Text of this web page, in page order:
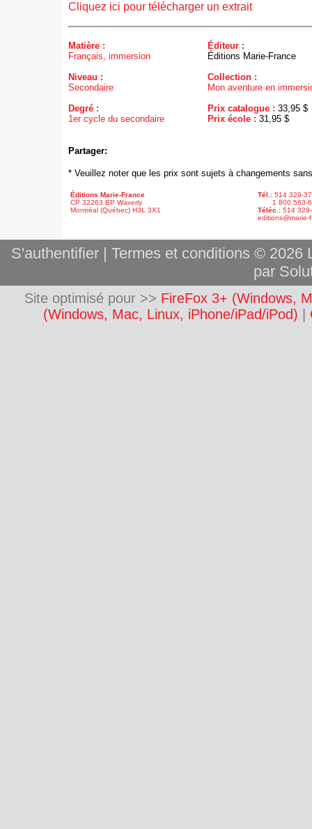
Cliquez ici pour télécharger un extrait
Matière :
Français, immersion
Niveau :
Secondaire
Degré :
1er cycle du secondaire
Éditeur :
Éditions Marie-France
Collection :
Mon aventure en
Prix catalogue : 33,95 $
Prix école : 31,95 $
Partager:
* Veuillez noter que les prix sont sujets à changements
Éditions Marie-France
CP 32263 BP Waverly
Montréal (Québec) H3L 3X1
Tél.: 514 329-
1 800 563-
Téléc.: 514
editions@marie-
S'authentifier| Termes et conditions © 2026
par
Site optimisé pour >> FireFox 3+ (Windows,
(Windows, Mac, Linux, iPhone/iPad/iPod)